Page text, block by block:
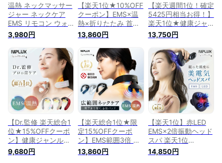
温熱 ネックマッサー
ジャー ネックケア
EMS リモコン ウォ
ームネック 肩こり
肩 リラクゼーション
器 リラックス 癒し
美肩 僧帽筋 ほぐす
ケア 超軽量58g コー
ドレス 健康グッズ
プレゼント 母の日
プレゼント 実用的
3,980円
【楽天1位★10%OFF
クーポン】EMS×温
熱×折りたたみ 首全
体ケア NIPLUX公式
NECK RELAX PLUS
ニップラックス ネッ
クリラックス プラス
軽量 健康 首 温熱
EMS ※医療用 首こり
マッサージ ネックマ
ッサージャー マッサ
ージ器 ではありませ
ん
13,860円
【楽天週間1位！確定
5425円相当お得！】
楽天1位★健康ジャ
ンル賞
MVP【NIPLUX公
式】FASCIALAX
MINI 2S ファシアラ
ックス ツーエス マ
ッサージガン 筋膜リ
リースガン 全身ケア
健康グッズ 肩 腰 足
静音 実用的 プレゼ
ント ※ 医療用 マッサ
ージ器 ではありませ
ん
13,750円
【Dr.監修 楽天総合1
位★15%OFFクーポ
ン】健康ジャンル賞
受賞【NIPLUX公
式】NECK RELAX ニ
9,680円
【楽天総合1位★限
定15%OFFクーポ
ン】EMS範囲3倍 首
肩 全体ケア！楽天1
位【NIPLUX公式】
13,860円
【楽天1位】赤LED
EMS×2倍振動ヘッド
スパ 楽天1位
NIPLUX公式 EMS
HEAD SPA 頭皮マッ
14,850円